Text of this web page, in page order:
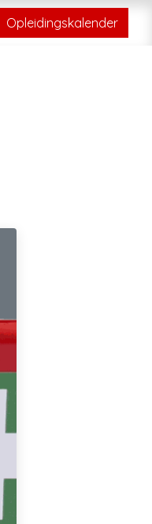
Opleidingskalender